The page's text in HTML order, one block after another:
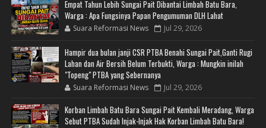
Empat Tahun Lebih Sungai Pait Dibantai Limbah Batu Bara,
Warga : Apa Fungsinya Papan Pengumuman DLH Lahat
Suara Reformasi News Jul 29, 2026
Hampir dua bulan janji CSR PTBA Benahi Sungai Pait,Ganti Rugi
Lahan dan Air Bersih Belum Terbukti, Warga : Mungkin inilah
"Topeng" PTBA yang Sebernanya
Suara Reformasi News Jul 29, 2026
Korban Limbah Batu Bara Sungai Pait Kembali Meradang, Warga
Sebut PTBA Sudah Injak-Injak Hak Korban Limbah Batu Bara!